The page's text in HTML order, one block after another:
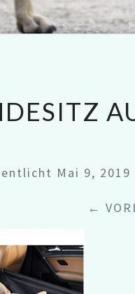
Mai 9, 2019
←